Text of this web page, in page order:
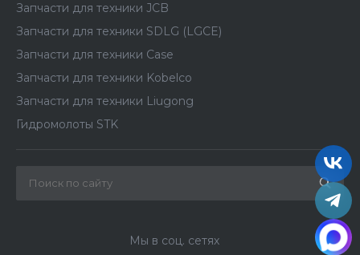
Запчасти для техники JCB
Запчасти для техники SDLG (LGCE)
Запчасти для техники Case
Запчасти для техники Kobelco
Запчасти для техники Liugong
Гидромолоты STK
Мы в соц. сетях